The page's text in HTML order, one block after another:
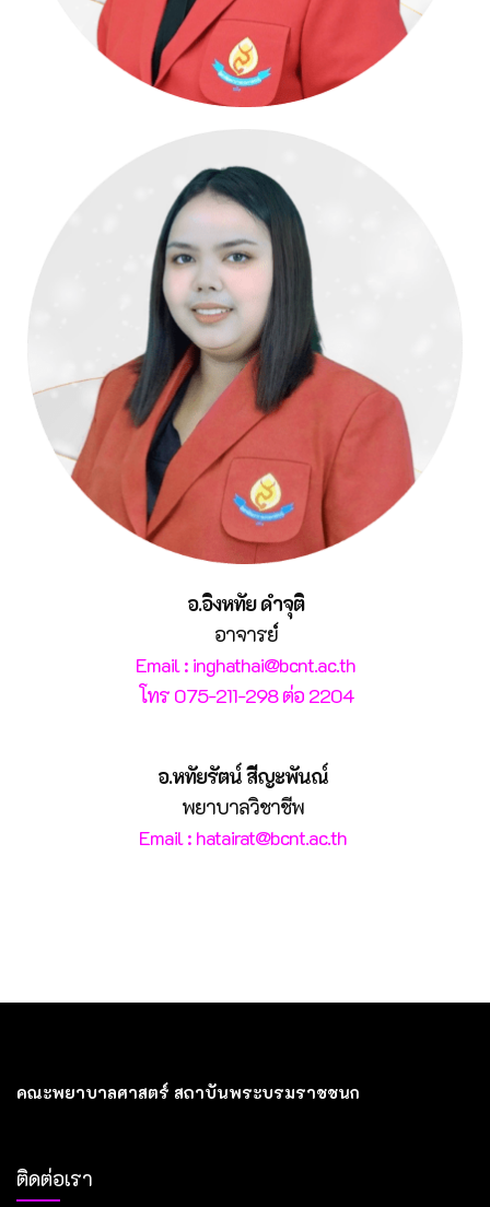
อ.อิงหทัย ดำจุติ
อาจารย์
Email : inghathai@bcnt.ac.th
โทร 075-211-298 ต่อ 2204
อ.หทัยรัตน์ สีญะพันณ์
พยาบาลวิชาชีพ
Email : hatairat@bcnt.ac.th
คณะพยาบาลศาสตร์ สถาบันพระบรมราชชนก
ติดต่อเรา